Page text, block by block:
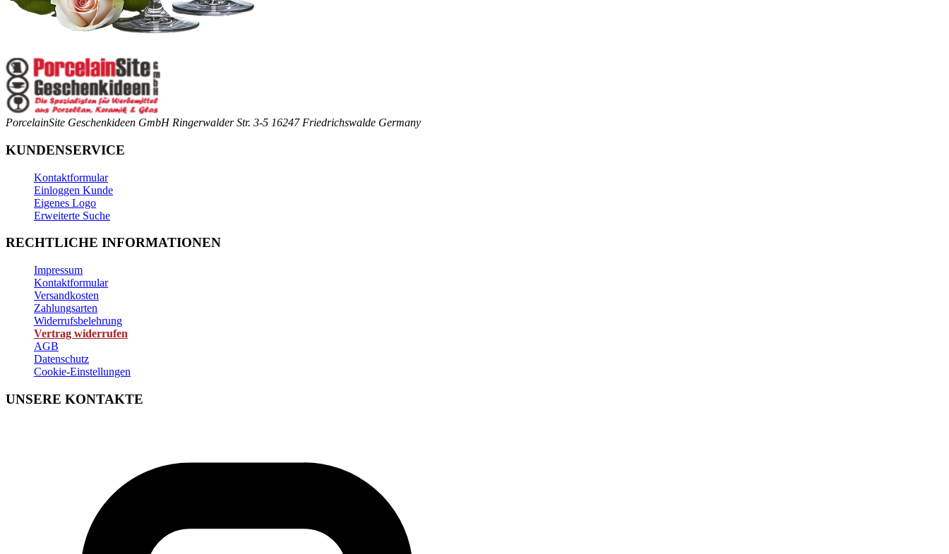
PorcelainSite Geschenkideen GmbH Ringerwalder Str. 3-5 16247 Friedrichswalde Germany
KUNDENSERVICE
Kontaktformular
Einloggen Kunde
Eigenes Logo
Erweiterte Suche
RECHTLICHE INFORMATIONEN
Impressum
Kontaktformular
Versandkosten
Zahlungsarten
Widerrufsbelehrung
Vertrag widerrufen
AGB
Datenschutz
Cookie-Einstellungen
UNSERE KONTAKTE